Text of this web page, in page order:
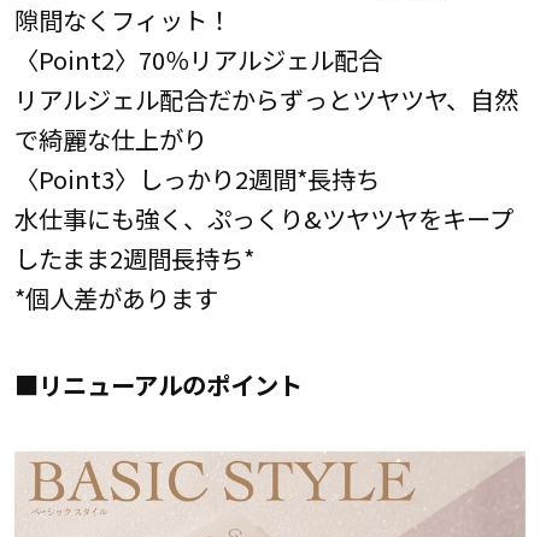
隙間なくフィット！
〈Point2〉70％リアルジェル配合
リアルジェル配合だからずっとツヤツヤ、自然
で綺麗な仕上がり
〈Point3〉しっかり2週間*長持ち
水仕事にも強く、ぷっくり&ツヤツヤをキープ
したまま2週間長持ち*
*個人差があります
■リニューアルのポイント